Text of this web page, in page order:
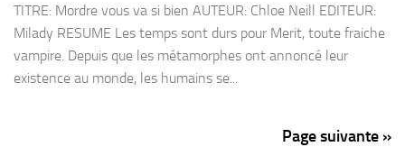
TITRE: Mordre vous va si bien AUTEUR: Chloe Neill EDITEUR:
Milady RESUME Les temps sont durs pour Merit, toute fraiche
vampire. Depuis que les métamorphes ont annoncé leur
existence au monde, les humains se...
Page suivante »